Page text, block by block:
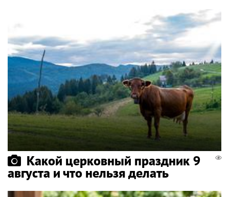
Какой церковный праздник 9
августа и что нельзя делать